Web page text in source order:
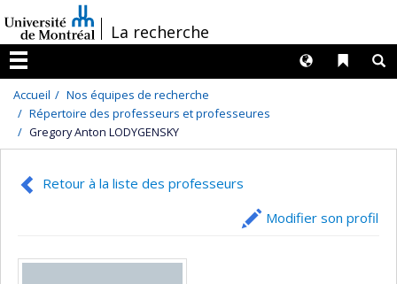
au
contenu
/La recherche
Menu
Liens
Langues
Accueil
Nos équipes de recherche
Répertoire des professeurs et professeures
Gregory Anton LODYGENSKY
Retour à la liste des professeurs
Modifier son profil